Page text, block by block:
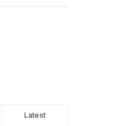
Latest